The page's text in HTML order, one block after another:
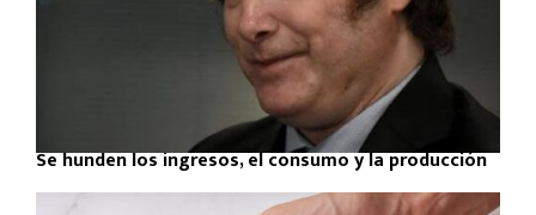
Se hunden los ingresos, el consumo y la producción